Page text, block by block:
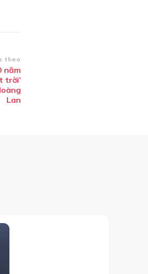
theo
năm
trời’
Lan